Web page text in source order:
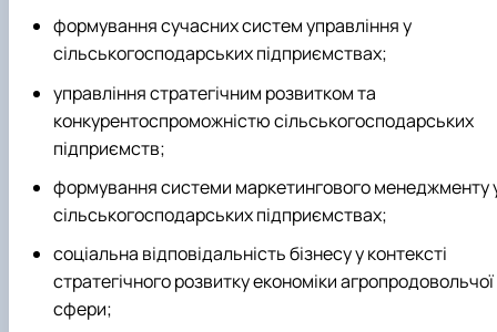
формування сучасних систем управління у
сільськогосподарських підприємствах;
управління стратегічним розвитком та
конкурентоспроможністю сільськогосподарських
підприємств;
формування системи маркетингового менеджменту
сільськогосподарських підприємствах;
соціальна відповідальність бізнесу у контексті
стратегічного розвитку економіки агропродовольчої
сфери;